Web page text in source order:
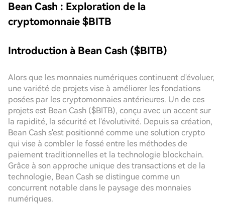
Bean Cash : Exploration de la
cryptomonnaie $BITB
Introduction à Bean Cash ($BITB)
Alors que les monnaies numériques continuent d'évoluer,
une variété de projets vise à améliorer les fondations
posées par les cryptomonnaies antérieures. Un de ces
projets est Bean Cash ($BITB), conçu avec un accent sur
la rapidité, la sécurité et l'évolutivité. Depuis sa création,
Bean Cash s'est positionné comme une solution crypto
qui vise à combler le fossé entre les méthodes de
paiement traditionnelles et la technologie blockchain.
Grâce à son approche unique des transactions et de la
technologie, Bean Cash se distingue comme un
concurrent notable dans le paysage des monnaies
numériques.